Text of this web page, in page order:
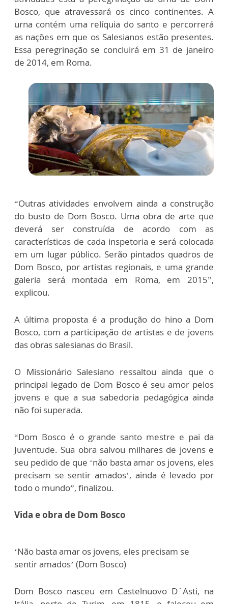
Bosco, que atravessará os cinco continentes. A
urna contém uma relíquia do santo e percorrerá
as nações em que os Salesianos estão presentes.
Essa peregrinação se concluirá em 31 de janeiro
de 2014, em Roma.
“Outras atividades envolvem ainda a construção
do busto de Dom Bosco. Uma obra de arte que
deverá ser construída de acordo com as
características de cada inspetoria e será colocada
em um lugar público. Serão pintados quadros de
Dom Bosco, por artistas regionais, e uma grande
galeria será montada em Roma, em 2015”,
explicou.
A última proposta é a produção do hino a Dom
Bosco, com a participação de artistas e de jovens
das obras salesianas do Brasil.
O Missionário Salesiano ressaltou ainda que o
principal legado de Dom Bosco é seu amor pelos
jovens e que a sua sabedoria pedagógica ainda
não foi superada.
“Dom Bosco é o grande santo mestre e pai da
Juventude. Sua obra salvou milhares de jovens e
seu pedido de que ‘não basta amar os jovens, eles
precisam se sentir amados’, ainda é levado por
todo o mundo”, finalizou.
Vida e obra de Dom Bosco
‘Não basta amar os jovens, eles precisam se
sentir amados’ (Dom Bosco)
Dom Bosco nasceu em Castelnuovo D´Asti, na